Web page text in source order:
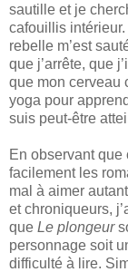
sautille et je
cafouillis
rebelle m’est
que j’arrête, que
que mon cerveau
yoga pour
suis peut-être
En observant que
facilement les
mal à aimer autant
et chroniqueurs,
que Le plongeur
personnage soit
difficulté à lire.